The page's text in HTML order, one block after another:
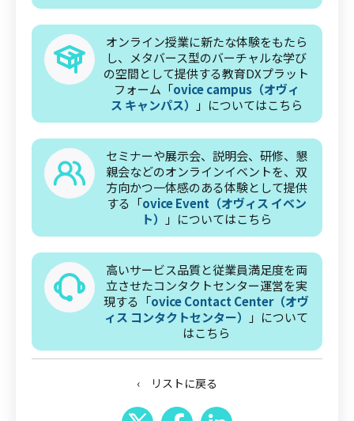
オンライン授業に新たな体験をもたら
し、メタバース型のバーチャルな学び
の空間として提供する教育DXプラット
フォーム「ovice campus（オヴィ
ス キャンパス）
」についてはこちら
セミナーや展示会、説明会、研修、懇
親会などのオンラインイベントを、双
方向かつ一体感のある体験として提供
する「ovice Event（オヴィス イベン
ト）
」についてはこちら
高いサービス品質と従業員満足度を両
立させたコンタクトセンター運営を実
現する「ovice Contact Center（オヴ
ィス コンタクトセンター）
」について
はこちら
‹ リストに戻る